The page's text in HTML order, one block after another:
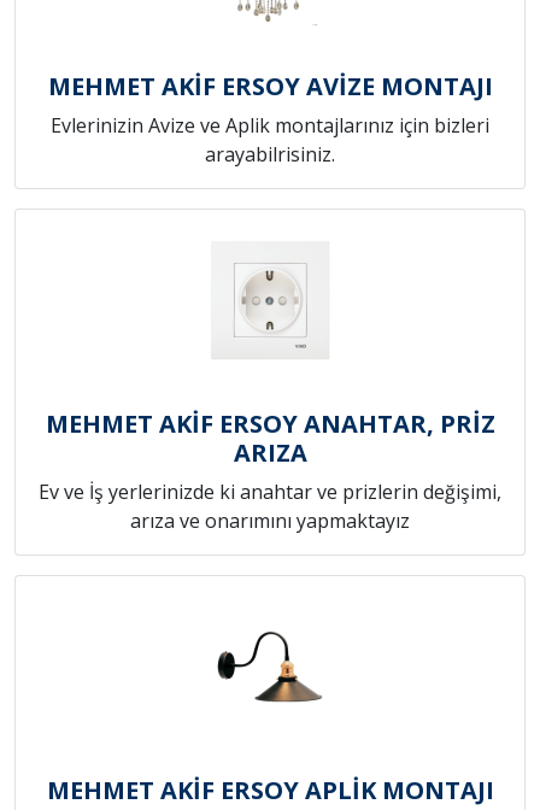
MEHMET AKİF ERSOY AVİZE MONTAJI
Evlerinizin Avize ve Aplik montajlarınız için bizleri
arayabilrisiniz.
MEHMET AKİF ERSOY ANAHTAR, PRİZ
ARIZA
Ev ve İş yerlerinizde ki anahtar ve prizlerin değişimi,
arıza ve onarımını yapmaktayız
MEHMET AKİF ERSOY APLİK MONTAJI